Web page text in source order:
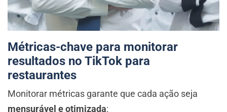
Métricas-chave para monitorar
resultados no TikTok para
restaurantes
Monitorar métricas garante que cada ação seja
mensurável e otimizada: